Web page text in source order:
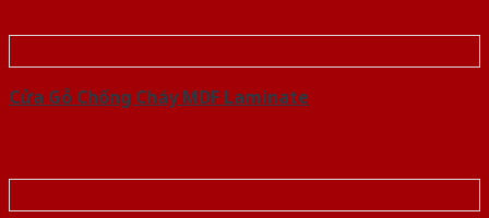
Cửa Gỗ Chống Cháy MDF Laminate